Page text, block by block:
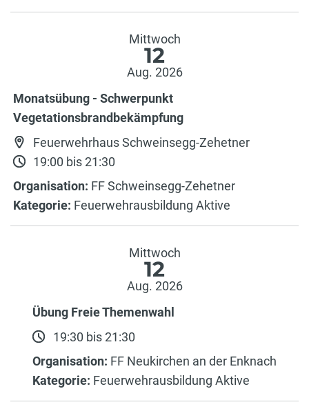
Mittwoch
12
Aug. 2026
Monatsübung - Schwerpunkt
Vegetationsbrandbekämpfung
Feuerwehrhaus Schweinsegg-Zehetner
19:00 bis 21:30
Organisation: FF Schweinsegg-Zehetner
Kategorie: Feuerwehrausbildung Aktive
Mittwoch
12
Aug. 2026
Übung Freie Themenwahl
19:30 bis 21:30
Organisation: FF Neukirchen an der Enknach
Kategorie: Feuerwehrausbildung Aktive